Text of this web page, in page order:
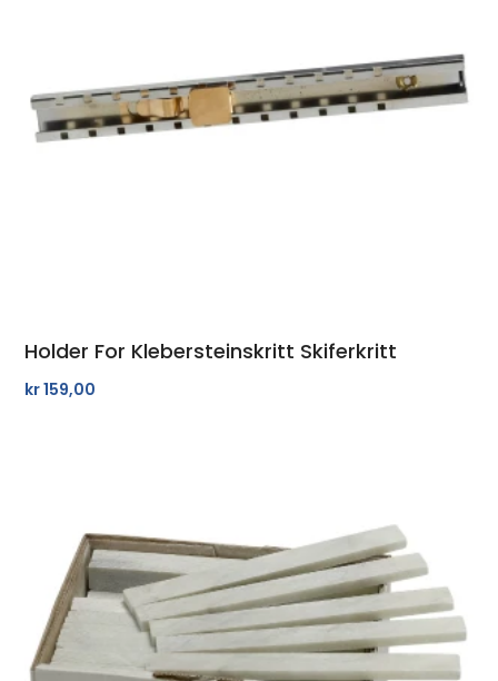
Holder For Klebersteinskritt Skiferkritt
kr159,00